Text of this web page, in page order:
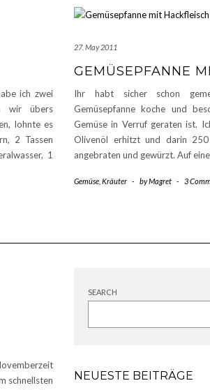
ich zwei
wir übers
lohnte es
2 Tassen
1
27. May 2011
GEMÜSEPFANNE
Ihr habt sicher schon
Gemüsepfanne koche und
Gemüse in Verruf geraten ist.
Olivenöl erhitzt und darin 250
angebraten und gewürzt. Auf
Gemüse Kräuter - byMagret - 3
schnellsten
SEARCH
NEUESTE BEITRÄGE